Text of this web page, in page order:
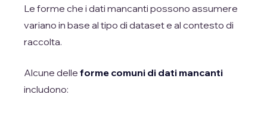
Le forme che i dati mancanti possono assumere
variano in base al tipo di dataset e al contesto di
raccolta.
Alcune delle forme comuni di dati mancanti
includono: